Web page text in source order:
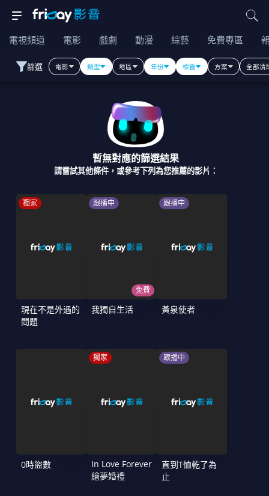
電視頻道 電影 戲劇 動漫 綜藝 免費專區
篩選 電影 類型 地區 年份 標籤 方案 全部清
暫無對應的篩選結果
請嘗試其他條件，或參考下列為您推薦的影片：
獨家
現在不是外遇的
問題
跟播中
免費
我獨自生活
跟播中
黃泉使者
0時盜數
獨家
In Love Forever
繪夢婚禮
跟播中
直到T恤乾了為
止